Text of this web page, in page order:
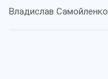
Владислав Самойленко